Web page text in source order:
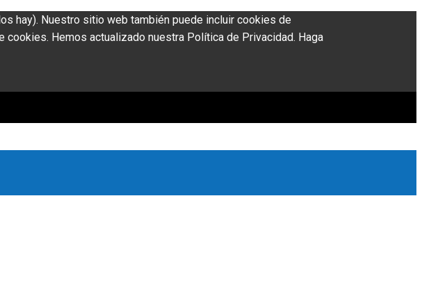
hay). Nuestro sitio web también puede incluir cookies de
Hemos actualizado nuestra Política de Privacidad. Haga